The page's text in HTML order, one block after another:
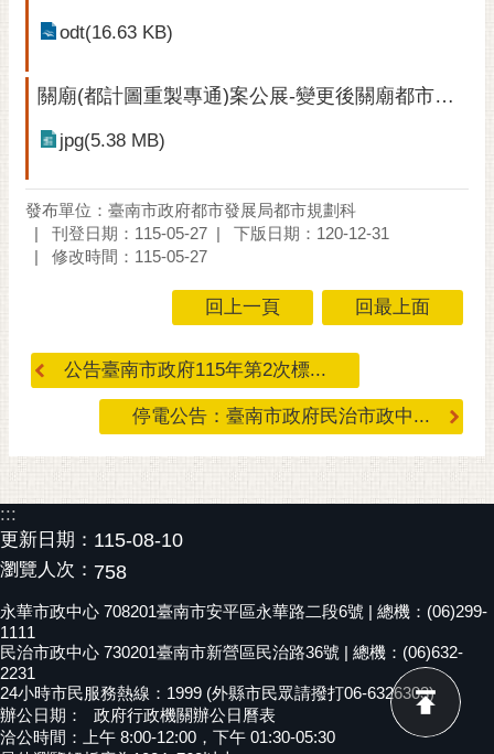
odt(16.63 KB)
關廟(都計圖重製專通)案公展-變更後關廟都市計畫圖
jpg(5.38 MB)
發布單位：臺南市政府都市發展局都市規劃科
刊登日期：115-05-27
下版日期：120-12-31
修改時間：115-05-27
回上一頁 回最上面
公告臺南市政府115年第2次標...
停電公告：臺南市政府民治市政中...
:::
更新日期： 115-08-10
瀏覽人次： 758
永華市政中心 708201臺南市安平區永華路二段6號 | 總機：(06)299-
1111
民治市政中心 730201臺南市新營區民治路36號 | 總機：(06)632-
2231
24小時市民服務熱線：1999 (外縣市民眾請撥打06-6326303)
辦公日期：
政府行政機關辦公日曆表
洽公時間：上午 8:00-12:00，下午 01:30-05:30